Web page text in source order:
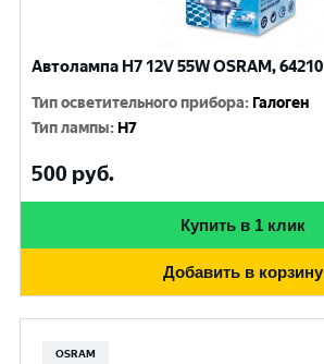
Автолампа H7 12V 55W OSRAM, 64210
Тип осветительного прибора: Галоген
Тип лампы: H7
500 руб.
Купить в 1 клик
Добавить в корзину
OSRAM